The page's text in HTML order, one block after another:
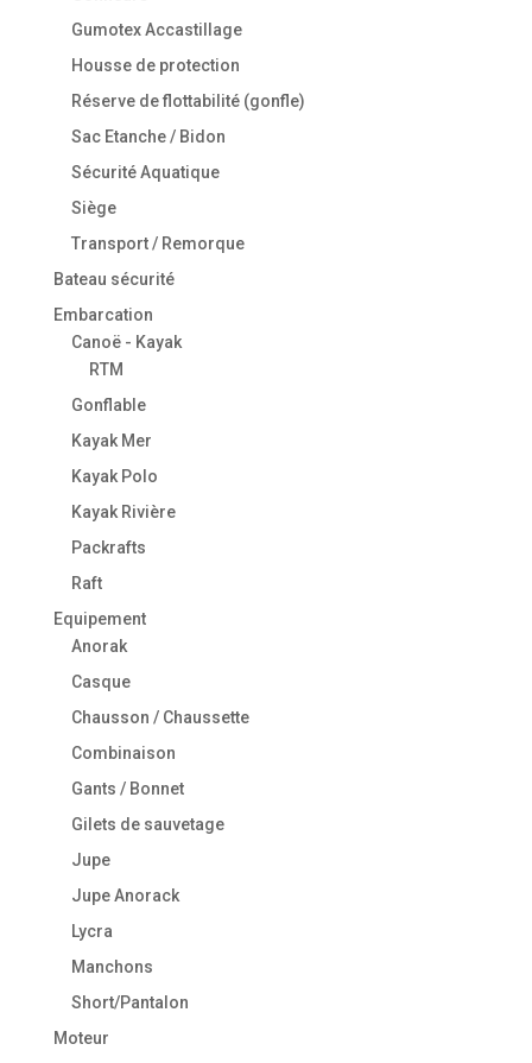
Gumotex Accastillage
Housse de protection
Réserve de flottabilité (gonfle)
Sac Etanche / Bidon
Sécurité Aquatique
Siège
Transport / Remorque
Bateau sécurité
Embarcation
Canoë - Kayak
RTM
Gonflable
Kayak Mer
Kayak Polo
Kayak Rivière
Packrafts
Raft
Equipement
Anorak
Casque
Chausson / Chaussette
Combinaison
Gants / Bonnet
Gilets de sauvetage
Jupe
Jupe Anorack
Lycra
Manchons
Short/Pantalon
Moteur